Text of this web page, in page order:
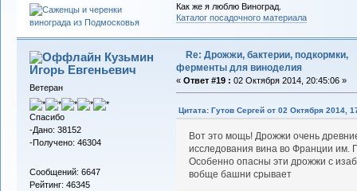
Как же я люблю Виноград.
Каталог посадочного материала
Кузьмин
Игорь Евгеньевич
Ветеран
Спасибо
-Дано: 38152
-Получено: 46304
Сообщений: 6647
Рейтинг: 46345
Re: Дрожжи, бактерии, подкормки,
ферменты для виноделия
« Ответ #19 : 02 Октября 2014, 20:45:06 »
Цитата: Гутов Сергей от 02 Октября 2014,
Вот это мощь! Дрожжи очень
исследования вина во Франции им.
Особенно опасны эти дрожжи с
вобще башни срывает